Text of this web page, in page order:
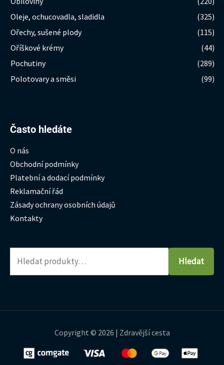
Oleje, ochucovadla, sladidla
(325)
Ořechy, sušené plody
(115)
Oříškové krémy
(44)
Pochutiny
(289)
Polotovary a směsi
(99)
Často hledáte
O nás
Obchodní podmínky
Platební a dodací podmínky
Reklamační řád
Zásady ochrany osobních údajů
Kontakty
Hledat:
Hledat
Copyright © 2026 | Zdravější cesta